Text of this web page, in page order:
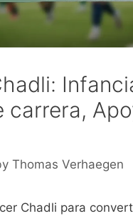
carrera,
Thomas Verhaegen
Chadli para